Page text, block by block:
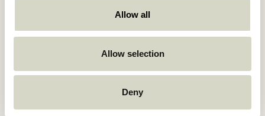
Allow all
Allow selection
Deny
829,00
Arte Wandlampe
859,00kr.
In den warenkorb